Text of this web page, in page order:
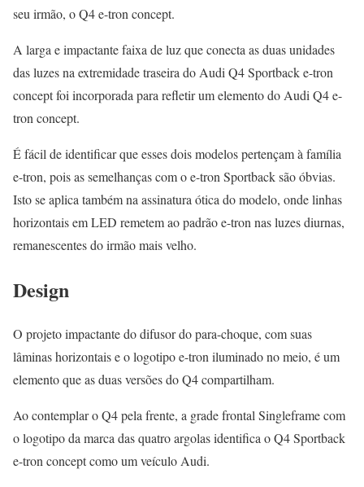
seu irmão, o Q4 e-tron concept.
A larga e impactante faixa de luz que conecta as duas unidades
das luzes na extremidade traseira do Audi Q4 Sportback e-tron
concept foi incorporada para refletir um elemento do Audi Q4 e-
tron concept.
É fácil de identificar que esses dois modelos pertençam à família
e-tron, pois as semelhanças com o e-tron Sportback são óbvias.
Isto se aplica também na assinatura ótica do modelo, onde linhas
horizontais em LED remetem ao padrão e-tron nas luzes diurnas,
remanescentes do irmão mais velho.
Design
O projeto impactante do difusor do para-choque, com suas
lâminas horizontais e o logotipo e-tron iluminado no meio, é um
elemento que as duas versões do Q4 compartilham.
Ao contemplar o Q4 pela frente, a grade frontal Singleframe com
o logotipo da marca das quatro argolas identifica o Q4 Sportback
e-tron concept como um veículo Audi.